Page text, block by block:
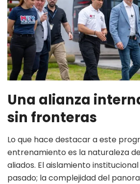
Una alianza
sin fronteras
Lo que hace destacar a este
entrenamiento es la naturaleza
aliados. El aislamiento
pasado; la complejidad del